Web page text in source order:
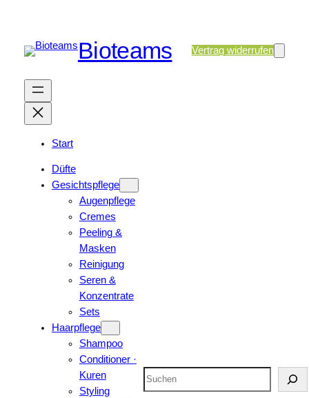
Bioteams Vertrag widerrufen
Start
Düfte
Gesichtspflege
Augenpflege
Cremes
Peeling &
Masken
Reinigung
Seren &
Konzentrate
Sets
Haarpflege
Shampoo
Conditioner ·
Kuren
Styling
Suchen